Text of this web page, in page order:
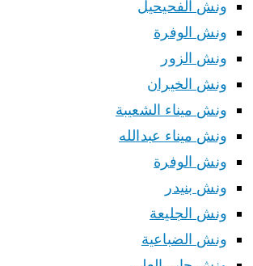
ونش الفحيحيل
ونش الوفرة
ونش الزور
ونش الخيران
ونش ميناء الشعيبة
ونش ميناء عبدالله
ونش الوفرة
ونش بنيدر
ونش الجليعة
ونش الضباعية